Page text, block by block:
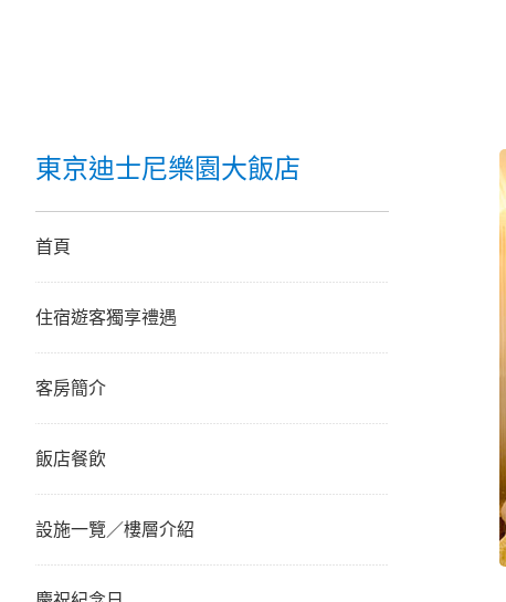
東京迪士尼樂園大飯店
首頁
住宿遊客獨享禮遇
客房簡介
飯店餐飲
設施一覽／樓層介紹